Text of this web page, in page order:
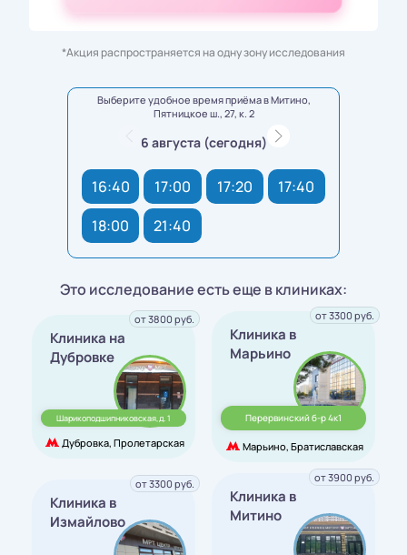
*Акция распространяется на одну зону исследования
Выберите удобное время приёма в Митино,
Пятницкое ш., 27, к. 2
6 августа (сегодня)
16:40 17:00 17:20
17:40
18:00
21:40
Это исследование есть еще в клиниках:
Клиника на
Дубровке
Шарикоподшипниковская,д. 1
Дубровка, Пролетарская
от 3800 руб.
Клиника в
Марьино
Перервинский б-р 4к1
Марьино, Братиславская
от 3300 руб.
Клиника в
Измайлово
от 3300 руб.
Клиника в
Митино
от 3900 руб.